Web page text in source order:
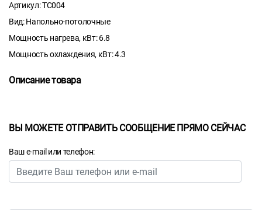
Артикул: TC004
Вид: Напольно-потолочные
Мощность нагрева, кВт: 6.8
Мощность охлаждения, кВт: 4.3
Описание товара
ВЫ МОЖЕТЕ ОТПРАВИТЬ СООБЩЕНИЕ ПРЯМО СЕЙЧАС
Ваш e-mail или телефон: